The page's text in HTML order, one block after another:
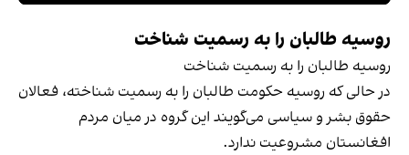
روسیه طالبان را به رسمیت شناخت
روسیه طالبان را به رسمیت شناخت
در حالی که روسیه حکومت طالبان را به رسمیت شناخته، فعالان
حقوق بشر و سیاسی می‌گویند این گروه در میان مردم
افغانستان مشروعیت ندارد.